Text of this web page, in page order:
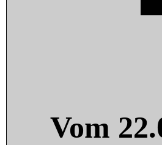
Vom